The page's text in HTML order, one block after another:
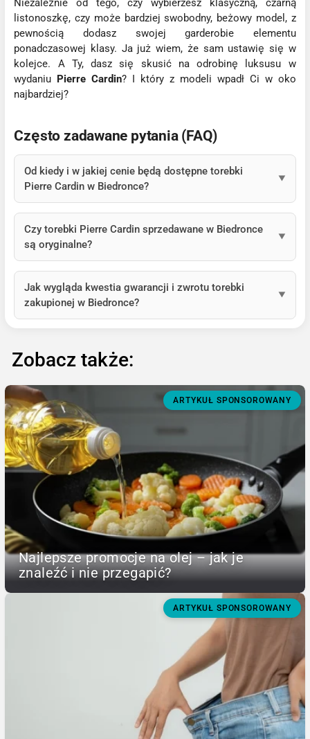
Niezależnie od tego, czy wybierzesz klasyczną, czarną
listonoszkę, czy może bardziej swobodny, beżowy model, z
pewnością dodasz swojej garderobie elementu
ponadczasowej klasy. Ja już wiem, że sam ustawię się w
kolejce. A Ty, dasz się skusić na odrobinę luksusu w
wydaniu
Pierre Cardin? I który z modeli wpadł Ci w oko
najbardziej?
Często zadawane pytania (FAQ)
Od kiedy i w jakiej cenie będą dostępne torebki
Pierre Cardin w Biedronce?
Czy torebki Pierre Cardin sprzedawane w Biedronce
są oryginalne?
Jak wygląda kwestia gwarancji i zwrotu torebki
zakupionej w Biedronce?
Zobacz także:
ARTYKUŁ SPONSOROWANY
Najlepsze promocje na olej – jak je
znaleźć i nie przegapić?
ARTYKUŁ SPONSOROWANY